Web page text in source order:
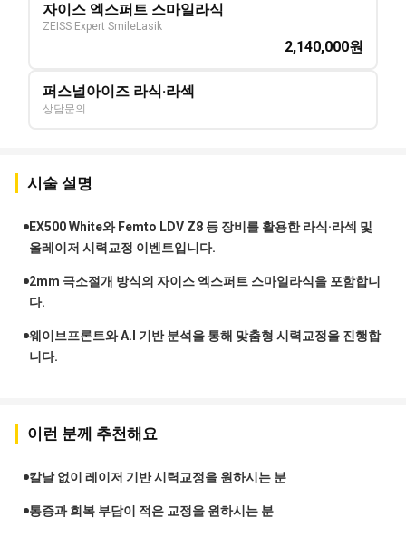
자이스 엑스퍼트 스마일라식
ZEISS Expert SmileLasik
2,140,000원
퍼스널아이즈 라식·라섹
상담문의
시술 설명
EX500 White와 Femto LDV Z8 등 장비를 활용한 라식·라섹 및
올레이저 시력교정 이벤트입니다.
2mm 극소절개 방식의 자이스 엑스퍼트 스마일라식을 포함합니
다.
웨이브프론트와 A.I 기반 분석을 통해 맞춤형 시력교정을 진행합
니다.
이런 분께 추천해요
칼날 없이 레이저 기반 시력교정을 원하시는 분
통증과 회복 부담이 적은 교정을 원하시는 분